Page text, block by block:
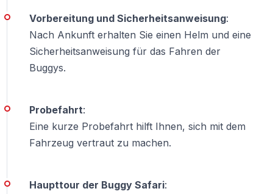
— Buggy-Miete (2-Sitzer, Automatik)
— Komplette Sicherheitsausrüstung
— Professionelle deutschsprachige Guides
— Versicherung
Vorbereitung und Sicherheitsanweisung:
Nach Ankunft erhalten Sie einen Helm und eine
Sicherheitsanweisung für das Fahren der
Buggys.
Probefahrt:
Eine kurze Probefahrt hilft Ihnen, sich mit dem
Fahrzeug vertraut zu machen.
Haupttour der Buggy Safari: